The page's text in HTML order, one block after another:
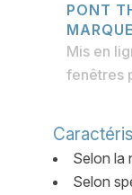
PONT
Mis en
fenêtres
Selon la
Selon